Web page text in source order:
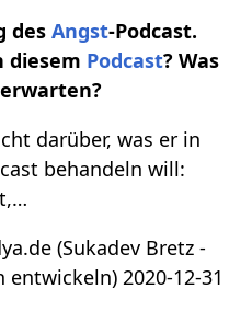
desAngst-Podcast.
diesem Podcast? Was
darüber, was er in
behandeln will:
(Sukadev Bretz -
2020-12-31